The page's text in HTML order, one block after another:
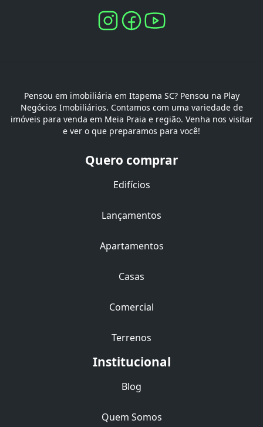
Pensou em imobiliária em Itapema SC? Pensou na Play
Negócios Imobiliários. Contamos com uma variedade de
imóveis para venda em Meia Praia e região. Venha nos visitar
e ver o que preparamos para você!
Quero comprar
Edifícios
Lançamentos
Apartamentos
Casas
Comercial
Terrenos
Institucional
Blog
Quem Somos